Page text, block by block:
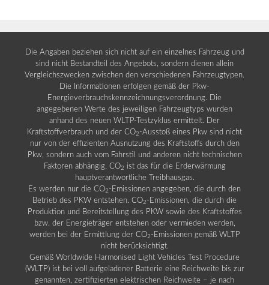
Die Angaben beziehen sich nicht auf ein einzelnes Fahrzeug und
sind nicht Bestandteil des Angebots, sondern dienen allein
Vergleichszwecken zwischen den verschiedenen Fahrzeugtypen.
Die Informationen erfolgen gemäß der Pkw-
Energieverbrauchskennzeichnungsverordnung. Die
angegebenen Werte des jeweiligen Fahrzeugtyps wurden
anhand des neuen WLTP-Testzyklus ermittelt. Der
Kraftstoffverbrauch und der CO2 -Ausstoß eines Pkw sind nicht
nur von der effizienten Ausnutzung des Kraftstoffs durch den
Pkw, sondern auch vom Fahrstil und anderen nicht technischen
Faktoren abhängig. CO2 ist das für die Erderwärmung
hauptverantwortliche Treibhausgas.
Es werden nur die CO2 -Emissionen angegeben, die durch den
Betrieb des PKW entstehen. CO2 -Emissionen, die durch die
Produktion und Bereitstellung des PKW sowie des Kraftstoffes
bzw. der Energieträger entstehen oder vermieden werden,
werden bei der Ermittlung der CO2 -Emissionen gemäß WLTP
nicht berücksichtigt.
Gemäß Worldwide Harmonised Light Vehicles Test Procedure
(WLTP) ist bei voll aufgeladener Batterie eine Reichweite bis zur
genannten, zertifizierten elektrischen Reichweite – je nach